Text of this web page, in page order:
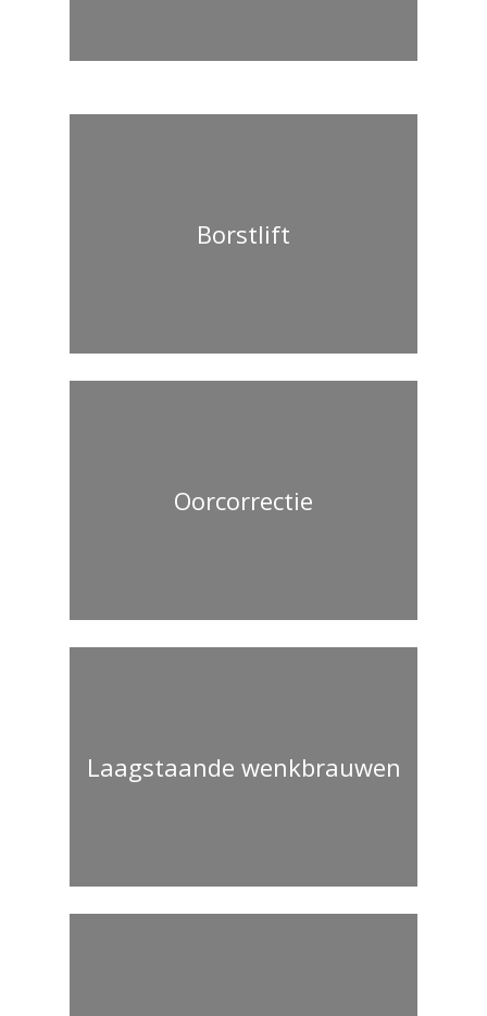
Borstlift
Oorcorrectie
Laagstaande wenkbrauwen